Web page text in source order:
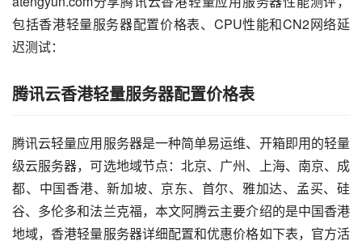
包括香港轻量服务器配置价格表、CPU性能和CN2网络延
迟测试：
腾讯云香港轻量服务器配置价格表
腾讯云轻量应用服务器是一种简单易运维、开箱即用的轻量
级云服务器，可选地域节点：北京、广州、上海、南京、成
都、中国香港、新加坡、京东、首尔、雅加达、孟买、硅
谷、多伦多和法兰克福，本文阿腾云主要介绍的是中国香港
地域，香港轻量服务器详细配置和优惠价格如下表，官方活